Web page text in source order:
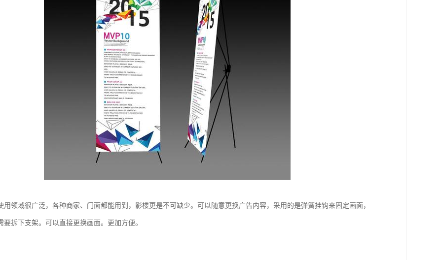
用领域很广泛，各种商家、门面都能用到，影楼更是不可缺少。可以随意更换广告内容，采用的是弹簧挂钩来固定画面，
要拆下支架。可以直接更换画面。更加方便。